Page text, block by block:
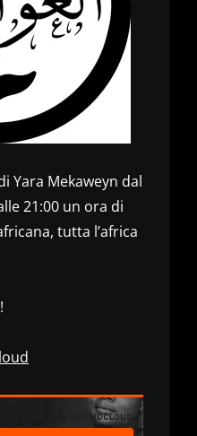
Yara Mekaweyn dal
21:00 un ora di
tutta l’africa